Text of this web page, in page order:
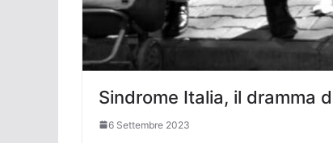
Sindrome Italia, il dramma
6 Settembre 2023